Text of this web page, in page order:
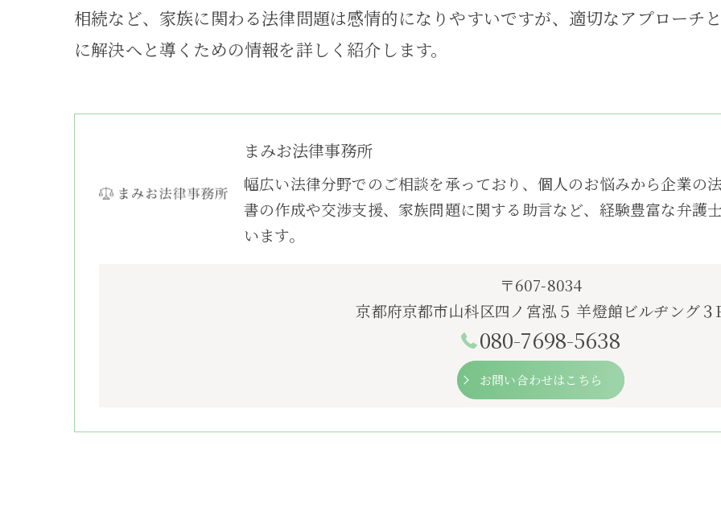
相続など、家族に関わる法律問題は感情的になりやすいですが、適切なアプローチ
に解決へと導くための情報を詳しく紹介します。
まみお法律事務所
幅広い法律分野でのご相談を承っており、個人のお悩みから企業の
書の作成や交渉支援、家族問題に関する助言など、経験豊富な弁護
います。
〒607-8034
京都府京都市山科区四ノ宮泓５ 羊燈館ビルヂング３
080-7698-5638
お問い合わせはこちら